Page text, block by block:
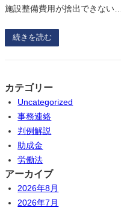
施設整備費用が捨出できな
続きを読む
カテゴリー
Uncategorized
事務連絡
判例解説
助成金
労働法
アーカイブ
2026年8月
2026年7月